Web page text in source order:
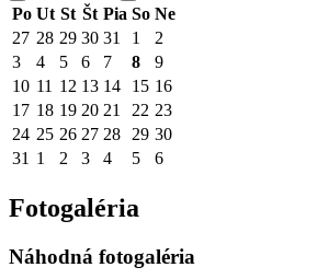
Po Ut St Št Pia So Ne
27 28 29 30 31 1
2
3
4 5 6 7 8
9
10 11 12 13 14 15 16
17 18 19 20 21 22 23
24 25 26 27 28 29 30
31 1 2 3 4 5 6
Fotogaléria
Náhodná fotogaléria